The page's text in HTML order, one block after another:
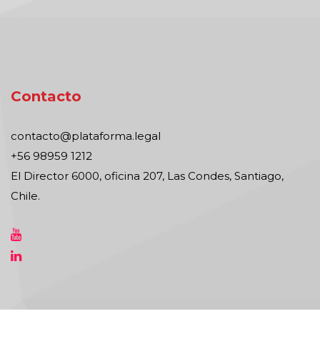
Contacto
contacto@plataforma.legal
+56 98959 1212
El Director 6000, oficina 207, Las Condes, Santiago,
Chile.